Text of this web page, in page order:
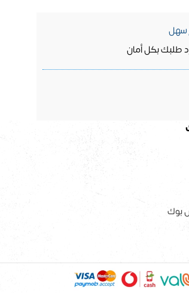
سهل
طلبك بكل أمان
بوك